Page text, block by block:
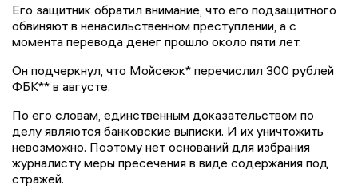
Его защитник обратил внимание, что его подзащитного
обвиняют в ненасильственном преступлении, а с
момента перевода денег прошло около пяти лет.
Он подчеркнул, что Мойсеюк* перечислил 300 рублей
ФБК** в августе.
По его словам, единственным доказательством по
делу являются банковские выписки. И их уничтожить
невозможно. Поэтому нет оснований для избрания
журналисту меры пресечения в виде содержания под
стражей.